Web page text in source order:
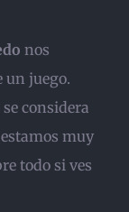
nos
un juego.
considera
muy
todo si ves